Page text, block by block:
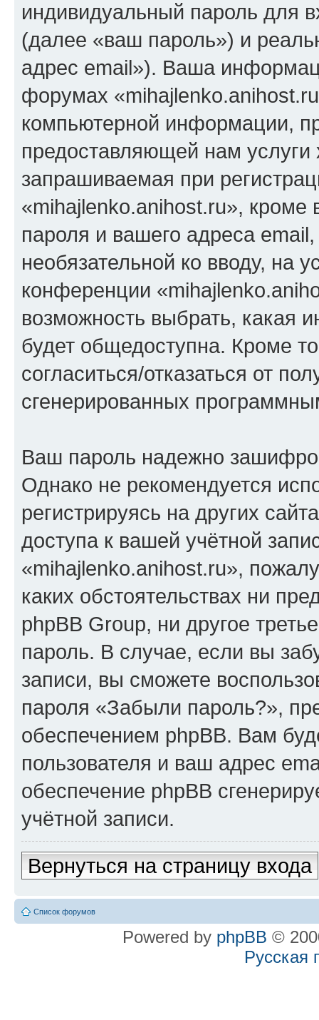
индивидуальный пароль для
(далее «ваш пароль») и
адрес email»). Ваша
форумах
компьютерной информации,
предоставляющей нам
запрашиваемая при
«mihajlenko.anihost.ru», кроме
пароля и вашего адреса
необязательной ко вводу, на
конференции
возможность выбрать, какая
будет общедоступна. Кроме
согласиться/отказаться от
сгенерированных
Ваш пароль надежно
Однако не рекомендуется
регистрируясь на других
доступа к вашей учётной
«mihajlenko.anihost.ru»,
каких обстоятельствах ни
phpBB Group, ни другое
пароль. В случае, если вы
записи, вы сможете
пароля «Забыли пароль?»,
обеспечением phpBB. Вам
пользователя и ваш адрес
обеспечение phpBB
учётной записи.
Вернуться на страницу входа
Список форумов
Powered by phpBB ©
Русская